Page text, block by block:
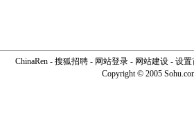
ChinaRen - 搜狐招聘 - 网站登录 - 网站建设 - 设置
Copyright © 2005